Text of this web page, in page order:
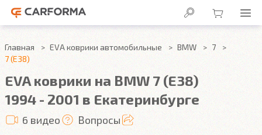
Главная EVA коврики автомобильные BMW
7
7 (E38)
EVA коврики на BMW 7 (E38)
1994 - 2001 в Екатеринбурге
6 видео Вопросы